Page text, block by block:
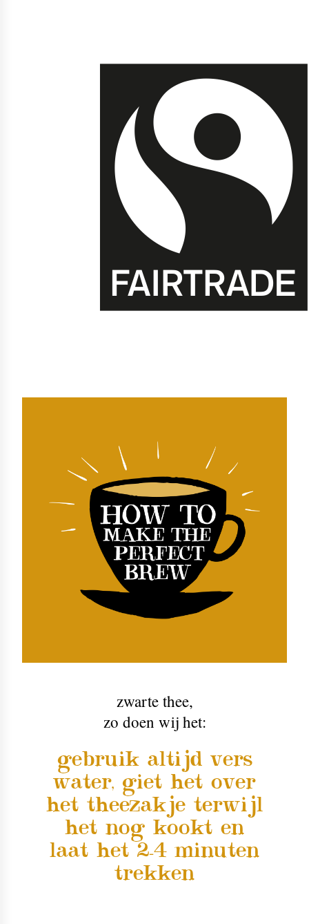
zwarte thee,
zo doen wij het:
gebruik altijd vers
water, giet het over
het theezakje terwijl
het nog kookt en
laat het 2-4 minuten
trekken